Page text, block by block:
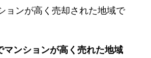
ョンが高く売却された地域で
マンションが高く売れた地域